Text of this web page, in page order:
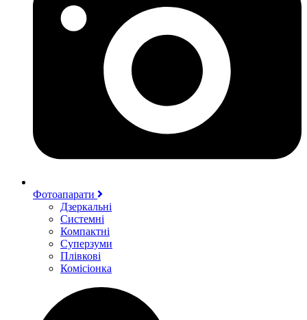
Фотоапарати
Дзеркальні
Системні
Компактні
Суперзуми
Плівкові
Комісіонка